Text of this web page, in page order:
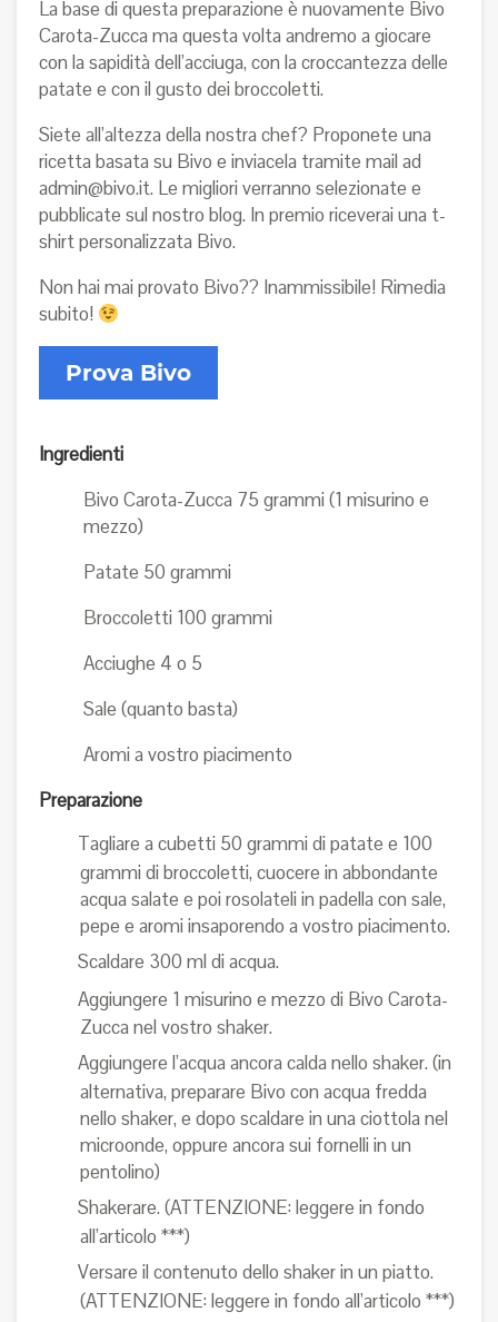
La base di questa preparazione è nuovamente Bivo
Carota-Zucca ma questa volta andremo a giocare
con la sapidità dell’acciuga, con la croccantezza delle
patate e con il gusto dei broccoletti.
Siete all’altezza della nostra chef? Proponete una
ricetta basata su Bivo e inviacela tramite mail ad
admin@bivo.it. Le migliori verranno selezionate e
pubblicate sul nostro blog. In premio riceverai una t-
shirt personalizzata Bivo.
Non hai mai provato Bivo?? Inammissibile! Rimedia
subito!
Ingredienti
Bivo Carota-Zucca 75 grammi (1 misurino e
mezzo)
Patate 50 grammi
Broccoletti 100 grammi
Acciughe 4 o 5
Sale (quanto basta)
Aromi a vostro piacimento
Preparazione
Tagliare a cubetti 50 grammi di patate e 100
grammi di broccoletti, cuocere in abbondante
acqua salate e poi rosolateli in padella con sale,
pepe e aromi insaporendo a vostro piacimento.
Scaldare 300 ml di acqua.
Aggiungere 1 misurino e mezzo di Bivo Carota-
Zucca nel vostro shaker.
Aggiungere l’acqua ancora calda nello shaker. (in
alternativa, preparare Bivo con acqua fredda
nello shaker, e dopo scaldare in una ciottola nel
microonde, oppure ancora sui fornelli in un
pentolino)
Shakerare. (ATTENZIONE: leggere in fondo
all’articolo ***)
Versare il contenuto dello shaker in un piatto.
(ATTENZIONE: leggere in fondo all’articolo ***)